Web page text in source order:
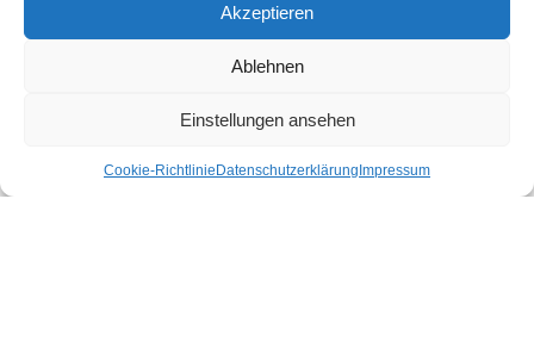
Akzeptieren
Ablehnen
Einstellungen ansehen
Cookie-Richtlinie Datenschutzerklärung Impressum